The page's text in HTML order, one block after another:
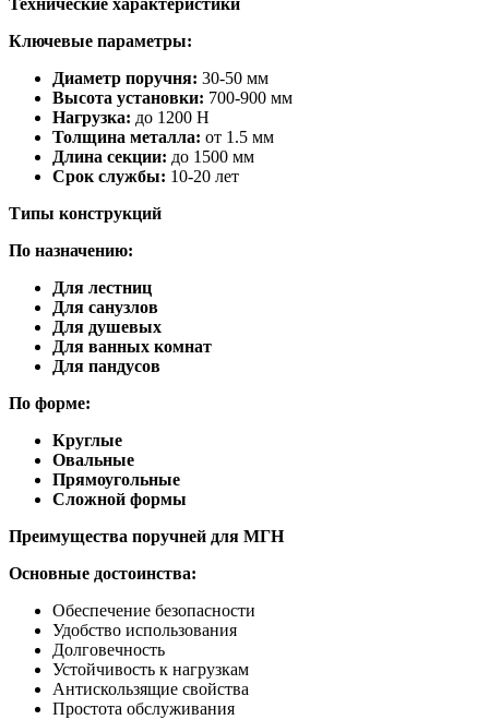
Технические характеристики
Ключевые параметры:
Диаметр поручня: 30-50 мм
Высота установки: 700-900 мм
Нагрузка: до 1200 Н
Толщина металла: от 1.5 мм
Длина секции: до 1500 мм
Срок службы: 10-20 лет
Типы конструкций
По назначению:
Для лестниц
Для санузлов
Для душевых
Для ванных комнат
Для пандусов
По форме:
Круглые
Овальные
Прямоугольные
Сложной формы
Преимущества поручней для МГН
Основные достоинства:
Обеспечение безопасности
Удобство использования
Долговечность
Устойчивость к нагрузкам
Антискользящие свойства
Простота обслуживания